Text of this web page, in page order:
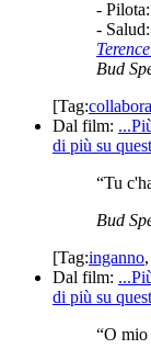
-
-
Bud
[Tag:
Dal film:
di più su
“Tu
Bud
[Tag:inganno,
Dal film:
di più su
“O mio